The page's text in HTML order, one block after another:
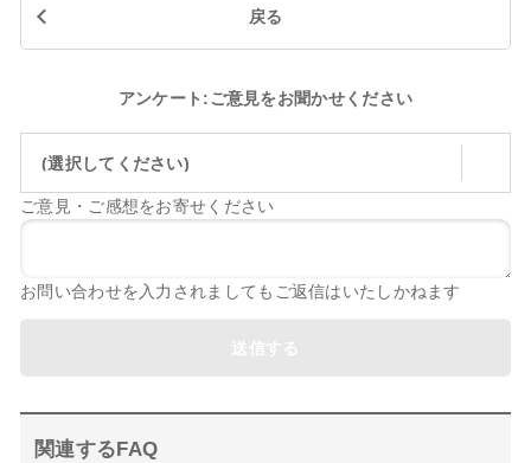
戻る
アンケート:ご意見をお聞かせください
(選択してください)
ご意見・ご感想をお寄せください
お問い合わせを入力されましてもご返信はいたしかねます
関連するFAQ